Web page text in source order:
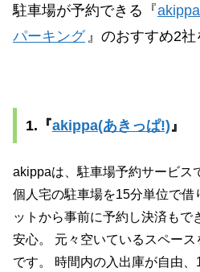
駐車場が予約できる『
パーキング 』のおすすめ2社
1.『akippa(あきっぱ!) 』
akippaは、駐車場予約サービス
個人宅の駐車場を15分単位で借
ットから事前に予約し決済もで
安心。 元々空いているスペー
です。 時間内の入出庫が自由、